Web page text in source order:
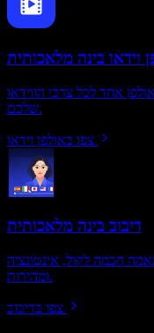
וידאו בינה מלאכותית
אחד לכל צרכי הווידאו
שלכם.
צפו באולפן וידאו
דיבוב בינה מלאכותית
חכמה לקול, אינטונציה
ומהירות.
צפו בדיבוב